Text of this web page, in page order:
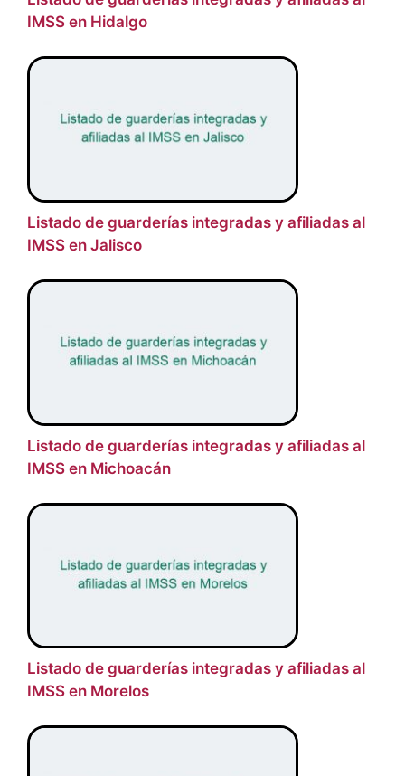
IMSS en Hidalgo
Listado de guarderías integradas y afiliadas al
IMSS en Jalisco
Listado de guarderías integradas y afiliadas al
IMSS en Michoacán
Listado de guarderías integradas y afiliadas al
IMSS en Morelos